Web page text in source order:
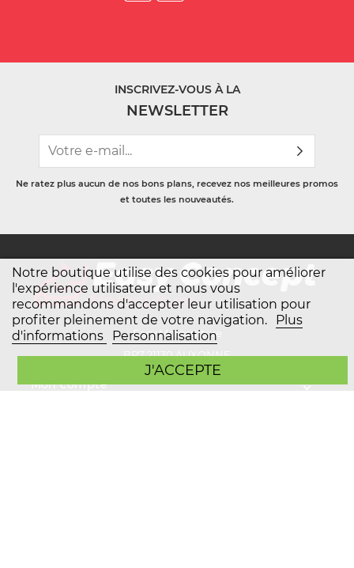
Notre boutique utilise des cookies pour améliorer
l'expérience utilisateur et nous vous
recommandons d'accepter leur utilisation pour
profiter pleinement de votre navigation.
Plus
d'informations
Personnalisation
J'ACCEPTE
INSCRIVEZ-VOUS À LA
NEWSLETTER
Ne ratez plus aucun de nos bons plans, recevez nos meilleures promos
et toutes les nouveautés.
Easy Motoculture
BP7 21130 AUXONNE
Mon compte